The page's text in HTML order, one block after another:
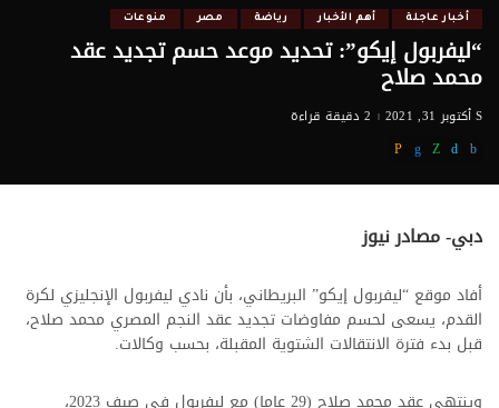
أخبار عاجلة أهم الأخبار رياضة مصر منوعات
“ليفربول إيكو”: تحديد موعد حسم تجديد عقد
محمد صلاح
أكتوبر 31, 2021 2 دقيقة قراءة
دبي- مصادر نيوز
أفاد موقع “ليفربول إيكو” البريطاني، بأن نادي ليفربول الإنجليزي لكرة
القدم، يسعى لحسم مفاوضات تجديد عقد النجم المصري محمد صلاح،
قبل بدء فترة الانتقالات الشتوية المقبلة، بحسب وكالات.
وينتهي عقد محمد صلاح (29 عاما) مع ليفربول في صيف 2023،